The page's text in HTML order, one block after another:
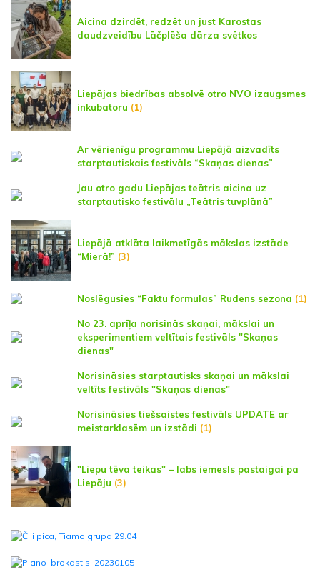
Aicina dzirdēt, redzēt un just Karostas
daudzveidību Lāčplēša dārza svētkos
Liepājas biedrības absolvē otro NVO izaugsmes
inkubatoru (1)
Ar vērienīgu programmu Liepājā aizvadīts
starptautiskais festivāls “Skaņas dienas”
Jau otro gadu Liepājas teātris aicina uz
starptautisko festivālu „Teātris tuvplānā”
Liepājā atklāta laikmetīgās mākslas izstāde
“Mierā!” (3)
Noslēgusies “Faktu formulas” Rudens sezona (1)
No 23. aprīļa norisinās skaņai, mākslai un
eksperimentiem veltītais festivāls "Skaņas
dienas"
Norisināsies starptautisks skaņai un mākslai
veltīts festivāls "Skaņas dienas"
Norisināsies tiešsaistes festivāls UPDATE ar
meistarklasēm un izstādi (1)
"Liepu tēva teikas" – labs iemesls pastaigai pa
Liepāju (3)